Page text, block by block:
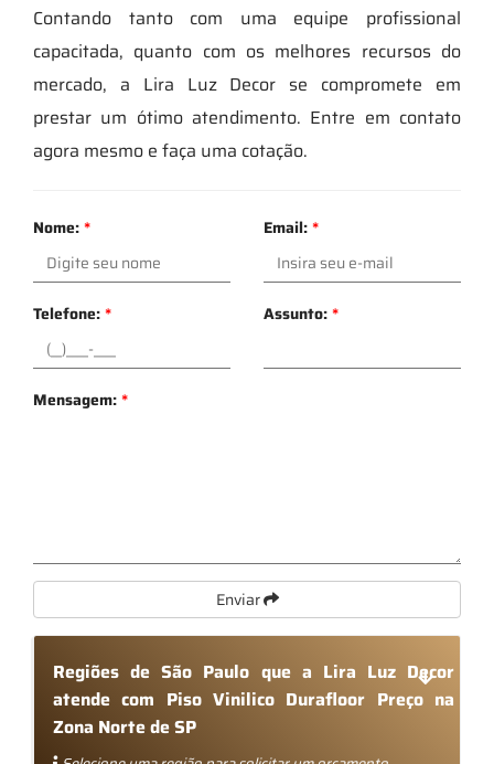
Contando tanto com uma equipe profissional
capacitada, quanto com os melhores recursos do
mercado, a Lira Luz Decor se compromete em
prestar um ótimo atendimento. Entre em contato
agora mesmo e faça uma cotação.
Nome:* Email:*
Telefone:* Assunto:*
Mensagem:*
Enviar
Regiões de São Paulo que a Lira Luz Decor
atende com Piso Vinilico Durafloor Preço na
Zona Norte de SP